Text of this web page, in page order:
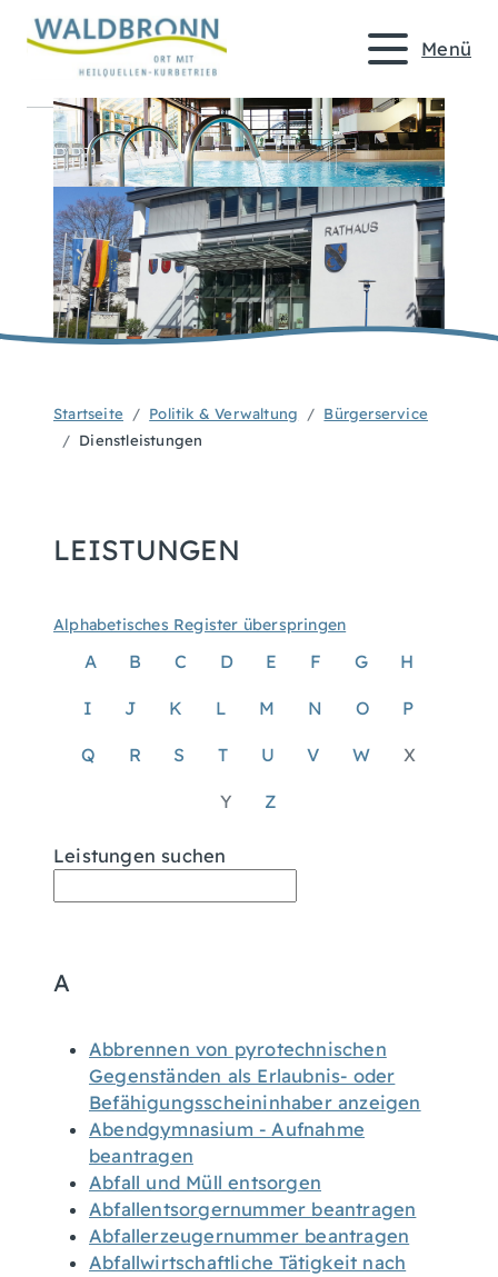
Menü
Startseite Politik & Verwaltung
Bürgerservice
Dienstleistungen
LEISTUNGEN
Alphabetisches Register überspringen
A B C D E F G H
I J K L M N O P
Q R S T U V W X
Y Z
Leistungen suchen
A
Abbrennen von pyrotechnischen
Gegenständen als Erlaubnis- oder
Befähigungsscheininhaber anzeigen
Abendgymnasium - Aufnahme
beantragen
Abfall und Müll entsorgen
Abfallentsorgernummer beantragen
Abfallerzeugernummer beantragen
Abfallwirtschaftliche Tätigkeit nach